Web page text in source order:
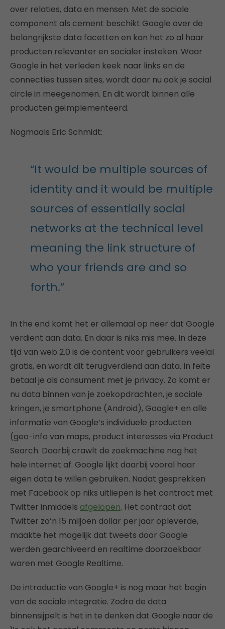
over relaties, data en mensen. Met de sociale
component als cement beschikt Google over de
belangrijkste data facetten en kan het zo al haar
producten relevanter en socialer insteken. Waar
Google in het verleden keek naar links en de
connecties tussen sites, wordt daar nu ook je social
circle in meegenomen. En dit wordt binnen alle
producten geïmplementeerd.
Nogmaals Eric Schmidt:
“It would be multiple sources of
identity and it would be multiple
sources of essentially social
networks at the technical level
meaning the link structure of
who your friends are and so
forth.”
In the end komt het er allemaal op neer dat Google
verdient aan data. En daar is niks mis mee. In deze
tijd van web 2.0 is de content voor gebruikers veelal
gratis, en wordt dit terugverdiend aan data. In feite
betaal je als consument met je privacy. Zo komt er
nu data binnen van je zoekopdrachten, je sociale
kringen, je smartphone (Android), Google+ en alle
informatie van Google’s individuele producten
(geo-info van maps, product interesses via Product
Search. Daarbij crawlt de zoekmachine nog het
hele internet af. Google lijkt daarbij vooral haar
eigen data te willen gebruiken. Nadat gesprekken
met Facebook op niks uitliepen is het contract met
Twitter inmiddels afgelopen. Het contract dat
Twitter zo’n 15 miljoen dollar per jaar opleverde,
maakte het mogelijk dat tweets door Google
werden gearchiveerd en realtime doorzoekbaar
waren met Google Realtime.
De introductie van Google+ is nog maar het begin
van de sociale integratie. Zodra de data
binnensijpelt is het in te denken dat Google naar de